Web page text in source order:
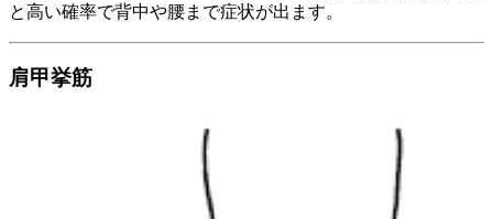
と高い確率で背中や腰まで症状が出ます。
肩甲挙筋